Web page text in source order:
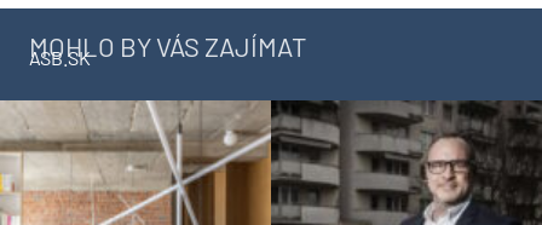
MOHLO BY VÁS ZAJÍMAT
ASB.SK